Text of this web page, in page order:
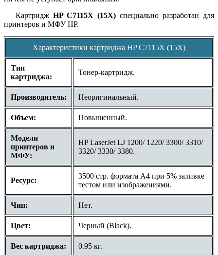
Картридж HPC7115X (15X) специально разработан для
принтеров и МФУ HP.
Характеристики картриджа HP C7115X (15X)
Тип
картриджа:
Тонер-картридж.
Производитель: Неоригинальный.
Объем: Повышенный.
Модели
принтеров и
МФУ:
HP LaserJet LJ 1200/ 1220/ 3300/ 3310/
3320/ 3330/ 3380.
Ресурс:
3500 стр. формата A4 при 5% заливке
тестом или изображениями.
Чип: Нет.
Цвет: Черный (Black).
Вес картриджа: 0.95 кг.